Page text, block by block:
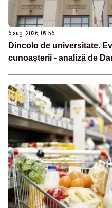
6 aug. 2026, 09:56
Dincolo de universitate.
cunoașterii - analiză de